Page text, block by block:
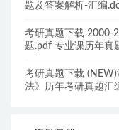
题及答案解析-汇编
考研真题下载 2000-
题.pdf 专业课历年真
考研真题下载
法》历年考研真题汇